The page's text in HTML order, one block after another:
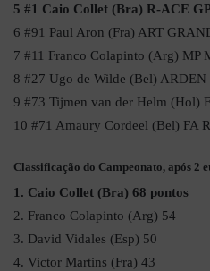
5 #1 Caio Collet (Bra) R-ACE
6 #91 Paul Aron (Fra) ART
7 #11 Franco Colapinto (Arg) MP
8 #27 Ugo de Wilde (Bel) ARDEN
9 #73 Tijmen van der Helm (Hol)
10 #71 Amaury Cordeel (Bel) FA
Classificação do Campeonato, após 2
1. Caio Collet (Bra) 68 pontos
2. Franco Colapinto (Arg) 54
3. David Vidales (Esp) 50
4. Victor Martins (Fra) 43